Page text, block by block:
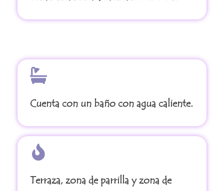
Cuenta con un baño con agua caliente.
Terraza, zona de parrilla y zona de